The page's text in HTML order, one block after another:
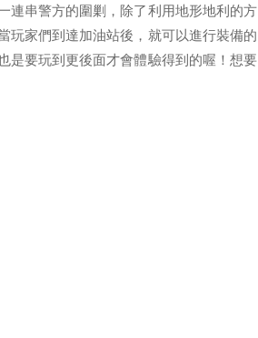
連串警方的圍剿，除了利用地形地利的方
玩家們到達加油站後，就可以進行裝備的
是要玩到更後面才會體驗得到的喔！想要